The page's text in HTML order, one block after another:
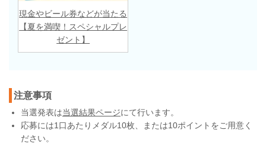
現金やビール券などが当たる
【夏を満喫！スペシャルプレ
ゼント】
注意事項
当選発表は当選結果ページにて行います。
応募には1口あたりメダル10枚、または10ポイントをご用意く
ださい。